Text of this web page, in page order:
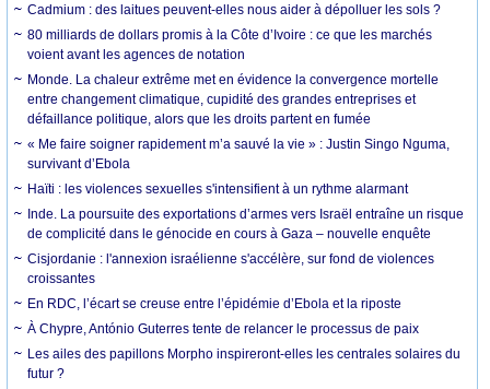
Cadmium : des laitues peuvent-elles nous aider à dépolluer les sols ?
80 milliards de dollars promis à la Côte d’Ivoire : ce que les marchés
voient avant les agences de notation
Monde. La chaleur extrême met en évidence la convergence mortelle
entre changement climatique, cupidité des grandes entreprises et
défaillance politique, alors que les droits partent en fumée
« Me faire soigner rapidement m’a sauvé la vie » : Justin Singo Nguma,
survivant d’Ebola
Haïti : les violences sexuelles s'intensifient à un rythme alarmant
Inde. La poursuite des exportations d’armes vers Israël entraîne un risque
de complicité dans le génocide en cours à Gaza – nouvelle enquête
Cisjordanie : l'annexion israélienne s'accélère, sur fond de violences
croissantes
En RDC, l’écart se creuse entre l’épidémie d’Ebola et la riposte
À Chypre, António Guterres tente de relancer le processus de paix
Les ailes des papillons Morpho inspireront-elles les centrales solaires du
futur ?